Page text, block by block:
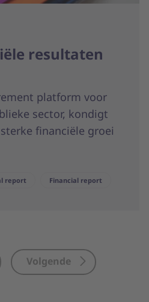
Volgende
resultaten
platform voor
sector, kondigt
financiële groei
report Financial report